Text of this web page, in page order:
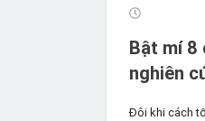
Bật mí 8
nghiên
Đôi khi cách